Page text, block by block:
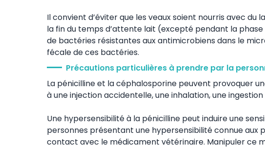
Il convient d’éviter que les veaux soient nourris avec du
la fin du temps d’attente lait (excepté pendant la
de bactéries résistantes aux antimicrobiens dans le
fécale de ces bactéries.
Précautions particulières à prendre par la
La pénicilline et la céphalosporine peuvent provoquer
à une injection accidentelle, une inhalation, une
Une hypersensibilité à la pénicilline peut induire une
personnes présentant une hypersensibilité connue aux
contact avec le médicament vétérinaire. Manipuler ce